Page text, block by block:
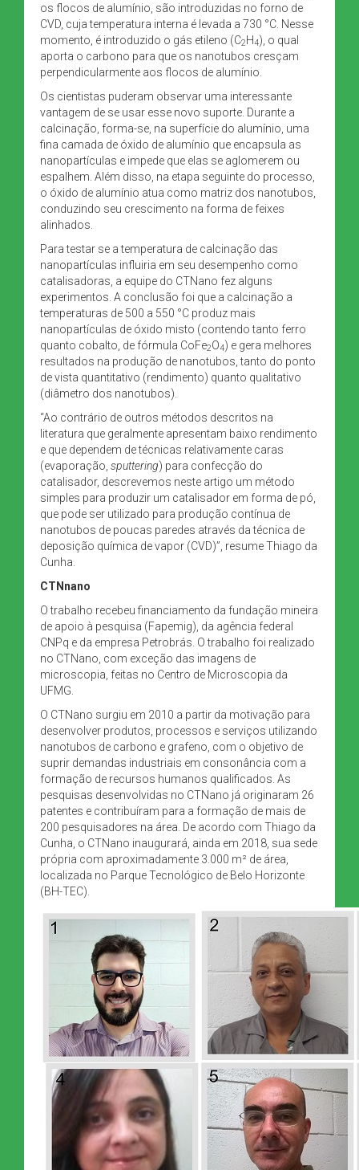
os flocos de alumínio, são introduzidas no forno de
CVD, cuja temperatura interna é levada a 730 °C. Nesse
momento, é introduzido o gás etileno (C2H4), o qual
aporta o carbono para que os nanotubos cresçam
perpendicularmente aos flocos de alumínio.
Os cientistas puderam observar uma interessante
vantagem de se usar esse novo suporte. Durante a
calcinação, forma-se, na superfície do alumínio, uma
fina camada de óxido de alumínio que encapsula as
nanopartículas e impede que elas se aglomerem ou
espalhem. Além disso, na etapa seguinte do processo,
o óxido de alumínio atua como matriz dos nanotubos,
conduzindo seu crescimento na forma de feixes
alinhados.
Para testar se a temperatura de calcinação das
nanopartículas influiria em seu desempenho como
catalisadoras, a equipe do CTNano fez alguns
experimentos. A conclusão foi que a calcinação a
temperaturas de 500 a 550 °C produz mais
nanopartículas de óxido misto (contendo tanto ferro
quanto cobalto, de fórmula CoFe2O4) e gera melhores
resultados na produção de nanotubos, tanto do ponto
de vista quantitativo (rendimento) quanto qualitativo
(diâmetro dos nanotubos).
“Ao contrário de outros métodos descritos na
literatura que geralmente apresentam baixo rendimento
e que dependem de técnicas relativamente caras
(evaporação, sputtering) para confecção do
catalisador, descrevemos neste artigo um método
simples para produzir um catalisador em forma de pó,
que pode ser utilizado para produção contínua de
nanotubos de poucas paredes através da técnica de
deposição química de vapor (CVD)”, resume Thiago da
Cunha.
CTNnano
O trabalho recebeu financiamento da fundação mineira
de apoio à pesquisa (Fapemig), da agência federal
CNPq e da empresa Petrobrás. O trabalho foi realizado
no CTNano, com exceção das imagens de
microscopia, feitas no Centro de Microscopia da
UFMG.
O CTNano surgiu em 2010 a partir da motivação para
desenvolver produtos, processos e serviços utilizando
nanotubos de carbono e grafeno, com o objetivo de
suprir demandas industriais em consonância com a
formação de recursos humanos qualificados. As
pesquisas desenvolvidas no CTNano já originaram 26
patentes e contribuíram para a formação de mais de
200 pesquisadores na área. De acordo com Thiago da
Cunha, o CTNano inaugurará, ainda em 2018, sua sede
própria com aproximadamente 3.000 m² de área,
localizada no Parque Tecnológico de Belo Horizonte
(BH-TEC).